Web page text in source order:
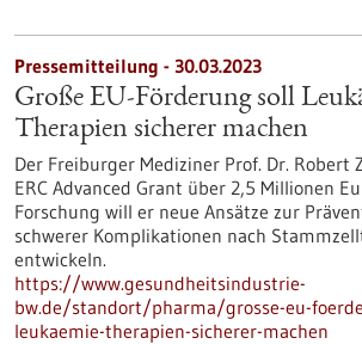
Pressemitteilung - 30.03.2023
Große EU-Förderung soll
Therapien sicherer machen
Der Freiburger Mediziner Prof. Dr. Robert
ERC Advanced Grant über 2,5 Millionen
Forschung will er neue Ansätze zur
schwerer Komplikationen nach
entwickeln.
https://www.gesundheitsindustrie-
bw.de/standort/pharma/grosse-eu-
leukaemie-therapien-sicherer-machen